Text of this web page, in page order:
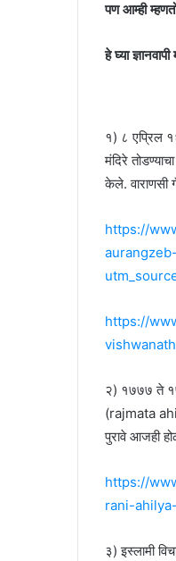
पण आम्ही
हे घ्या
१) ८ एप्रिल
मंदिरे
केले.
https://
https://
२) १७७७ ते
(rajmata
पुरावे आजही
https://
rani-
३) इस्लामी